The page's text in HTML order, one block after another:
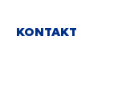
KONTAKT